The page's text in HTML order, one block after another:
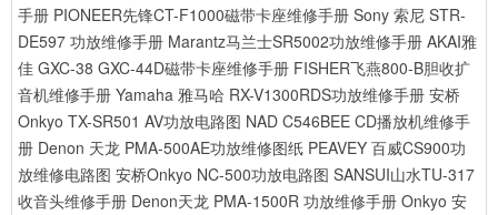
手册 PIONEER先锋CT-F1000磁带卡座维修手册 Sony 索尼 STR-
DE597 功放维修手册 Marantz马兰士SR5002功放维修手册 AKAI雅
佳 GXC-38 GXC-44D磁带卡座维修手册 FISHER飞燕800-B胆收扩
音机维修手册 Yamaha 雅马哈 RX-V1300RDS功放维修手册 安桥
Onkyo TX-SR501 AV功放电路图 NAD C546BEE CD播放机维修手
册 Denon 天龙 PMA-500AE功放维修图纸 PEAVEY 百威CS900功
放维修电路图 安桥Onkyo NC-500功放电路图 SANSUI山水TU-317
收音头维修手册 Denon天龙 PMA-1500R 功放维修手册 Onkyo 安